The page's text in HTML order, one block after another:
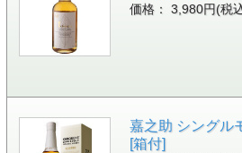
価格： 3,980円(税
嘉之助 シングル
[箱付]